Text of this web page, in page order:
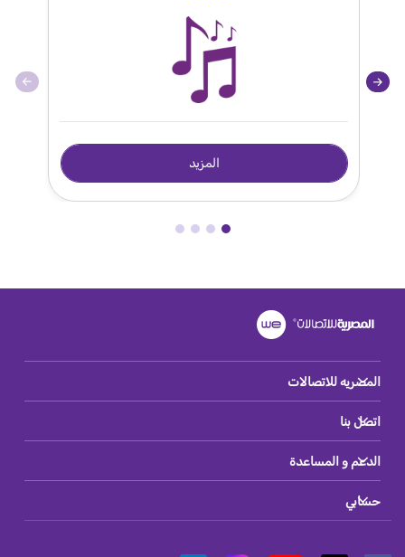
المزيد
المصريه للاتصالات
اتصل بنا
الدعم و المساعدة
حسابي